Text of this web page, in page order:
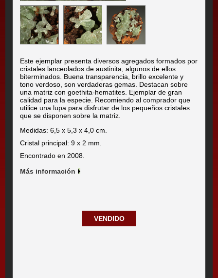
Este ejemplar presenta diversos agregados formados por
cristales lanceolados de austinita, algunos de ellos
biterminados. Buena transparencia, brillo excelente y
tono verdoso, son verdaderas gemas. Destacan sobre
una matriz con goethita-hematites. Ejemplar de gran
calidad para la especie. Recomiendo al comprador que
utilice una lupa para disfrutar de los pequeños cristales
que se disponen sobre la matriz.
Medidas: 6,5 x 5,3 x 4,0 cm.
Cristal principal: 9 x 2 mm.
Encontrado en 2008.
Más información
VENDIDO